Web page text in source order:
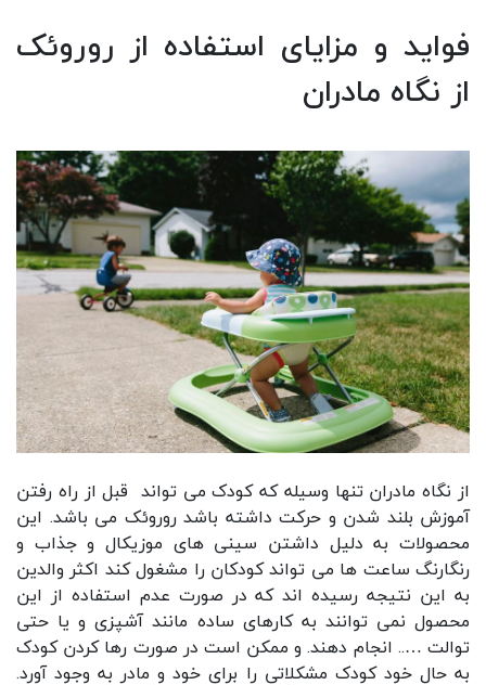
فواید و مزایای استفاده از روروئک
از نگاه مادران
از نگاه مادران تنها وسیله که کودک می تواند قبل از راه رفتن
آموزش بلند شدن و حرکت داشته باشد روروئک می باشد. این
محصولات به دلیل داشتن سینی های موزیکال و جذاب و
رنگارنگ ساعت ها می تواند کودکان را مشغول کند اکثر والدین
به این نتیجه رسیده اند که در صورت عدم استفاده از این
محصول نمی توانند به کارهای ساده مانند آشپزی و یا حتی
توالت ….. انجام دهند. و ممکن است در صورت رها کردن کودک
به حال خود کودک مشکلاتی را برای خود و مادر به وجود آورد.